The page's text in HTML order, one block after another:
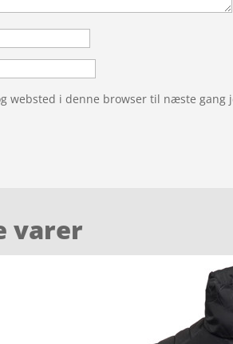
websted i denne browser til næste gang
varer